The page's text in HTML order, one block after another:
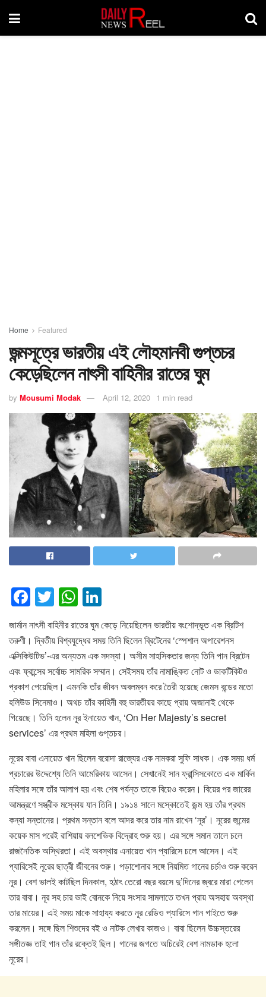
Home Featured
জন্মসূত্রে ভারতীয় এই লৌহমানবী গুপ্তচর
কেড়েছিলেন নাৎসী বাহিনীর রাতের ঘুম
by Mousumi Modak April 12, 2020 1 min read
F
a
c
e
b
o
o
k
T
wi
tt
er
W
h
at
s
A
p
p
n
k
e
dI
n
জার্মান নাৎসী বাহিনীর রাতের ঘুম কেড়ে নিয়েছিলেন ভারতীয় বংশোদ্ভূত এক ব্রিটিশ
তরুণী। দ্বিতীয় বিশ্বযুদ্ধের সময় তিনি ছিলেন ব্রিটেনের ‘স্পেশাল অপারেশনস
এক্সিকিউটিভ’-এর অন্যতম এক সদস্যা। অসীম সাহসিকতার জন্য তিনি পান ব্রিটেন
এবং ফ্রান্সের সর্বোচ্চ সামরিক সম্মান। সেইসময় তাঁর নামাঙ্কিত নোট ও ডাকটিকিটও
প্রকাশ পেয়েছিল। এমনকি তাঁর জীবন অবলম্বন করে তৈরী হয়েছে জেমস বন্ডের মতো
হলিউড সিনেমাও। অথচ তাঁর কাহিনী বহু ভারতীয়র কাছে প্রায় অজানাই থেকে
গিয়েছে। তিনি হলেন নূর ইনায়েত খান, ‘On Her Majesty’s secret
services’ এর প্রথম মহিলা গুপ্তচর।
নূরের বাবা এনায়েত খান ছিলেন বরোদা রাজ্যের এক নামকরা সুফি সাধক। এক সময় ধর্ম
প্রচারের উদ্দেশ্যে তিনি আমেরিকায় আসেন। সেখানেই সান ফ্রান্সিসকোতে এক মার্কিন
মহিলার সঙ্গে তাঁর আলাপ হয় এবং শেষ পর্যন্ত তাকে বিয়েও করেন। বিয়ের পর জারের
আমন্ত্রণে সস্ত্রীক মস্কোয় যান তিনি। ১৯১৪ সালে মস্কোতেই জন্ম হয় তাঁর প্রথম
কন্যা সন্তানের। প্রথম সন্তান বলে আদর করে তার নাম রাখেন ‘নূর’। নূরের জন্মের
কয়েক মাস পরেই রাশিয়ায় বলশেভিক বিদ্রোহ শুরু হয়। এর সঙ্গে সমান তালে চলে
রাজনৈতিক অস্থিরতা। এই অবস্থায় এনায়েত খান প্যারিসে চলে আসেন। এই
প্যারিসেই নূরের ছাত্রী জীবনের শুরু। পড়াশোনার সঙ্গে নিয়মিত গানের চর্চাও শুরু করেন
নূর। বেশ ভালই কাটছিল দিনকাল, হঠাৎ তেরো বছর বয়সে দু’দিনের জ্বরে মারা গেলেন
তার বাবা। নূর সহ চার ভাই বোনকে নিয়ে সংসার সামলাতে তখন প্রায় অসহায় অবস্থা
তার মায়ের। এই সময় মাকে সাহায্য করতে নূর রেডিও প্যারিসে গান গাইতে শুরু
করলেন। সঙ্গে ছিল শিশুদের বই ও নাটক লেখার কাজও। বাবা ছিলেন উচ্চস্তরের
সঙ্গীতজ্ঞ তাই গান তাঁর রক্তেই ছিল। গানের জগতে অচিরেই বেশ নামডাক হলো
নূরের।